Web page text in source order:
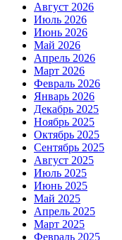
Август 2026
Июль 2026
Июнь 2026
Май 2026
Апрель 2026
Март 2026
Февраль 2026
Январь 2026
Декабрь 2025
Ноябрь 2025
Октябрь 2025
Сентябрь 2025
Август 2025
Июль 2025
Июнь 2025
Май 2025
Апрель 2025
Март 2025
Февраль 2025